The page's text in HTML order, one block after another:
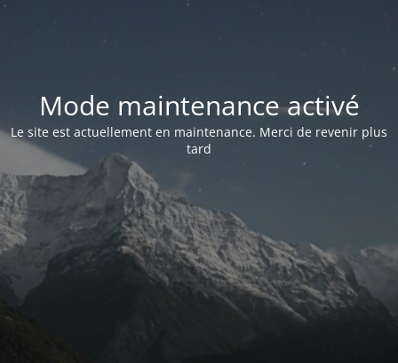
Mode maintenance activé
Le site est actuellement en maintenance. Merci de revenir plus
tard